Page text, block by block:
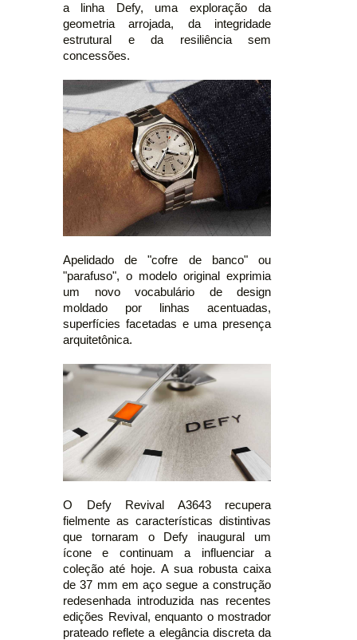
a linha Defy, uma exploração da
geometria arrojada, da integridade
estrutural e da resiliência sem
concessões.
Apelidado de "cofre de banco" ou
"parafuso", o modelo original exprimia
um novo vocabulário de design
moldado por linhas acentuadas,
superfícies facetadas e uma presença
arquitetônica.
O Defy Revival A3643 recupera
fielmente as características distintivas
que tornaram o Defy inaugural um
ícone e continuam a influenciar a
coleção até hoje. A sua robusta caixa
de 37 mm em aço segue a construção
redesenhada introduzida nas recentes
edições Revival, enquanto o mostrador
prateado reflete a elegância discreta da